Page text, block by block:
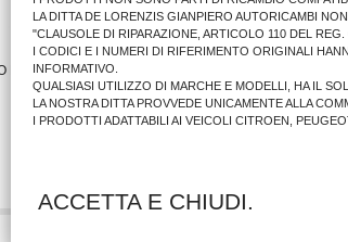
RETR. ME A W176 2012> DX C/PIASTRA ASF.TERM.
LA DITTA DE LORENZIS GIANPIERO AUTORICAMBI
"CLAUSOLE DI RIPARAZIONE, ARTICOLO 110 DEL
I CODICI E I NUMERI DI RIFERIMENTO ORIGINALI
INFORMATIVO.
QUALSIASI UTILIZZO DI MARCHE E MODELLI, HA IL
LA NOSTRA DITTA PROVVEDE UNICAMENTE ALLA
I PRODOTTI ADATTABILI AI VEICOLI CITROEN,
ACCETTA E CHIUDI.